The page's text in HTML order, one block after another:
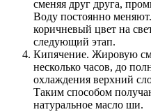
сменяя друг друга,
Воду постоянно
коричневый цвет на
следующий этап.
Кипячение. Жировую
несколько часов, до
охлаждения верхний
Таким способом
натуральное масло ши.